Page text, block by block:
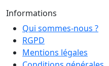
Informations
Qui sommes-nous ?
RGPD
Mentions légales